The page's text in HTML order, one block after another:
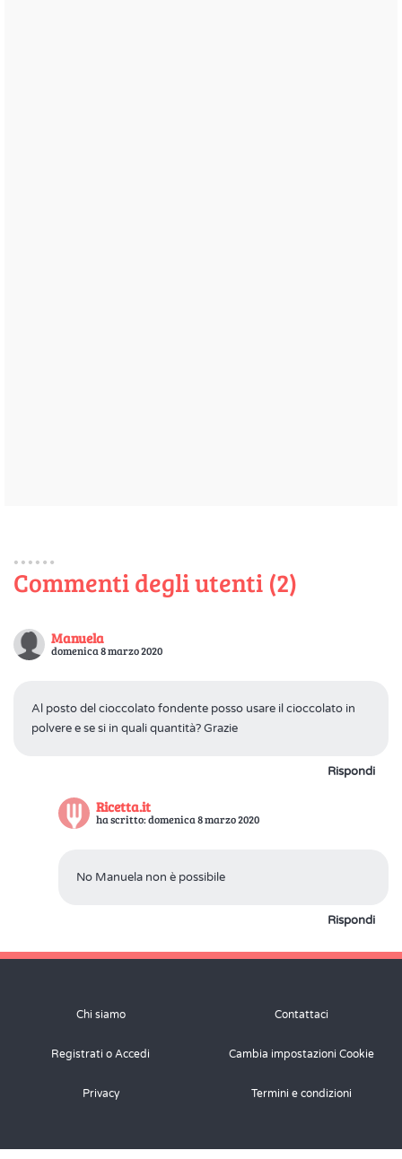
Commenti degli utenti (2)
Manuela
domenica 8 marzo 2020
Al posto del cioccolato fondente posso usare il cioccolato in
polvere e se si in quali quantità? Grazie
Rispondi
Ricetta.it
ha scritto: domenica 8 marzo 2020
No Manuela non è possibile
Rispondi
Chi siamo Contattaci
Registrati o Accedi Cambia impostazioni Cookie
Privacy Termini e condizioni